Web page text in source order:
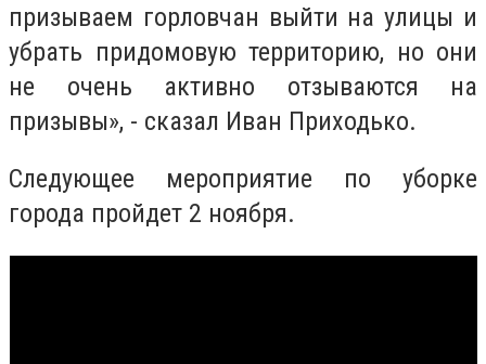
призываем горловчан выйти на улицы и
убрать придомовую территорию, но они
не очень активно отзываются на
призывы», - сказал Иван Приходько.
Следующее мероприятие по уборке
города пройдет 2 ноября.